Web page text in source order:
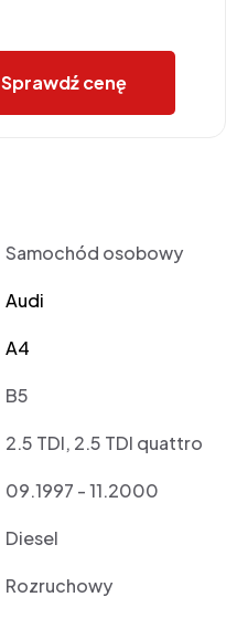
Sprawdź cenę
Samochód osobowy
Audi
A4
B5
2.5 TDI, 2.5 TDI quattro
09.1997 - 11.2000
Diesel
Rozruchowy